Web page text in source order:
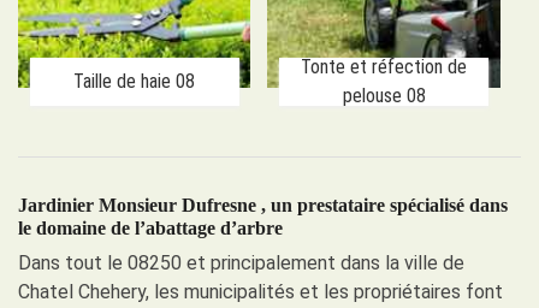
Taille de haie 08
Tonte et réfection de
pelouse 08
Jardinier Monsieur Dufresne , un prestataire spécialisé dans
le domaine de l’abattage d’arbre
Dans tout le 08250 et principalement dans la ville de
Chatel Chehery, les municipalités et les propriétaires font